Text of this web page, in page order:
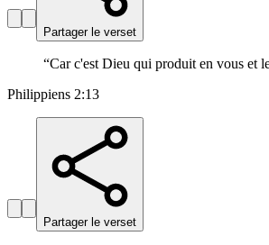
Partager le verset
“Car c'est Dieu qui produit en vous et
Philippiens 2:13
Partager le verset